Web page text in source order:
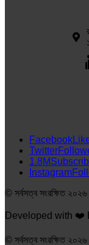
Facebook
Twitter
1.8M
Instagram
© সর্বসত্ব সংরক্ষিত
Developed with ❤️
© সর্বসত্ব সংরক্ষিত